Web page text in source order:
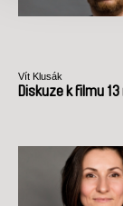
Vít Klusák
Diskuze k filmu